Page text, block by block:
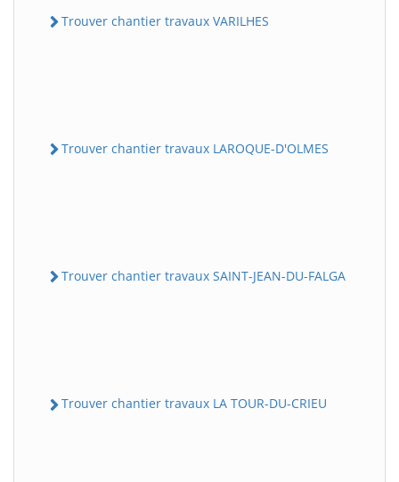
Trouver chantier travaux VARILHES
Trouver chantier travaux LAROQUE-D'OLMES
Trouver chantier travaux SAINT-JEAN-DU-FALGA
Trouver chantier travaux LA TOUR-DU-CRIEU